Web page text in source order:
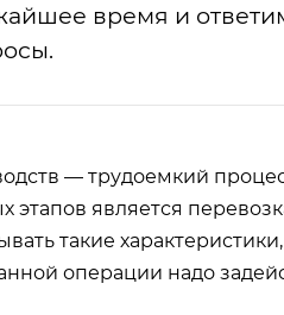
время и
— трудоемкий
этапов является
такие
операции надо